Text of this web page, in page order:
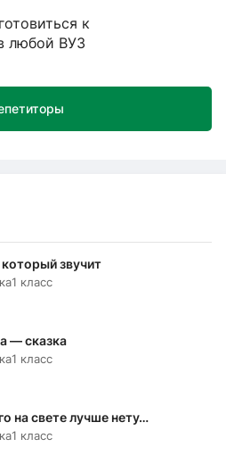
звучит
1 класс
— сказка
1 класс
на свете лучше нету…
1 класс
к
любой ВУЗ